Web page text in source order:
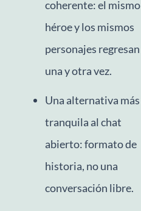
coherente: el mismo
héroe y los mismos
personajes regresan
una y otra vez.
Una alternativa más
tranquila al chat
abierto: formato de
historia, no una
conversación libre.